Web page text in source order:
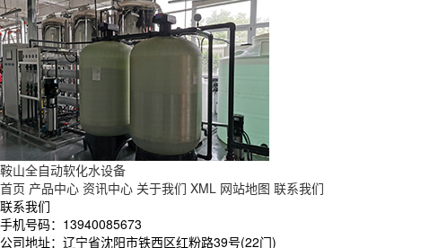
鞍山全自动软化水设备
首页 产品中心 资讯中心 关于我们 XML 网站地图 联系我们
联系我们
手机号码：13940085673
公司地址：辽宁省沈阳市铁西区红粉路39号(22门)